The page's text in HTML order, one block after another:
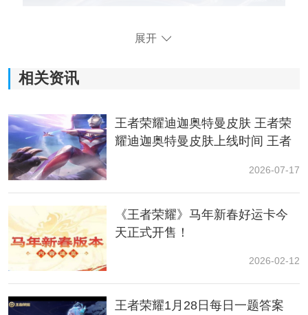
王者荣耀v10无双贵族多少钱
1、首先我们先花费18888元冲到V10。
2、接着还需要在一年内消费满10000万才可以获得无双
贵族。
展开
相关资讯
王者荣耀迪迦奥特曼皮肤 王者荣
耀迪迦奥特曼皮肤上线时间 王者
2026-07-17
《王者荣耀》马年新春好运卡今
天正式开售！
2026-02-12
王者荣耀1月28日每日一题答案